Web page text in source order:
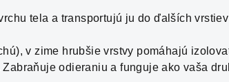
tela a transportujú ju do ďalších
v zime hrubšie vrstvy pomáhajú
odieraniu a funguje ako vaša